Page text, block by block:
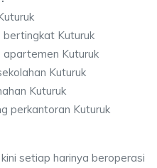
bertingkat Kuturuk
apartemen Kuturuk
Kuturuk
Kuturuk
perkantoran Kuturuk
setiap harinya beroperasi